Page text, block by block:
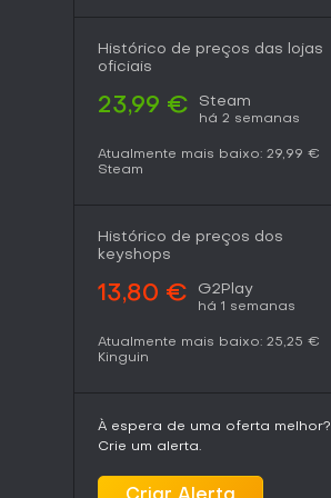
em VR, onde a sensação de voo é
e ênfase na customização, agrada
e atividades variadas. Se você gosta de
uma ótima opção para entusiastas de
Histórico de preços das lojas
oficiais
23,99 € Steam
há 2 semanas
Atualmente mais baixo: 29,99 €
Steam
Histórico de preços dos
keyshops
13,80 € G2Play
há 1 semanas
Atualmente mais baixo: 25,25 €
Kinguin
À espera de uma oferta melhor?
Crie um alerta.